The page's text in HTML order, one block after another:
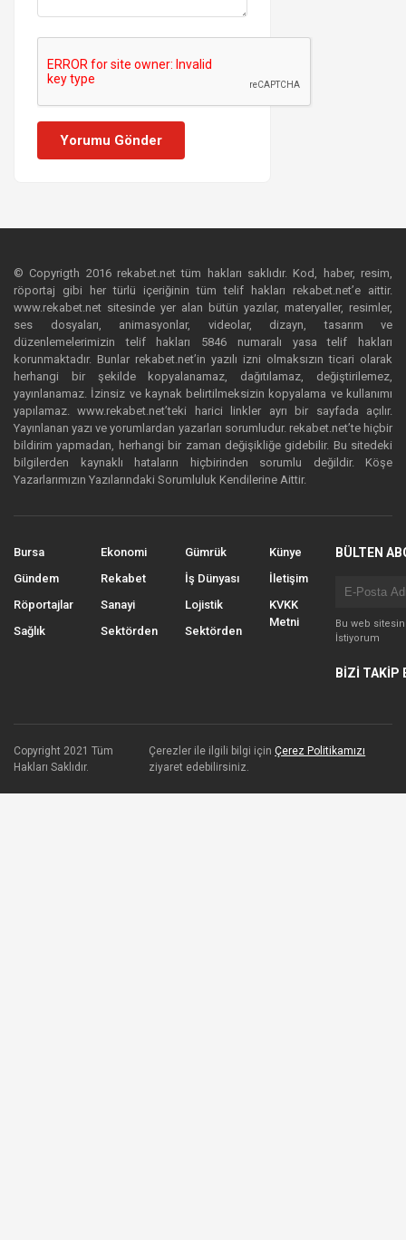
Yorumu Gönder
© Copyrigth 2016 rekabet.net tüm hakları saklıdır. Kod, haber, resim,
röportaj gibi her türlü içeriğinin tüm telif hakları rekabet.net’e aittir.
www.rekabet.net sitesinde yer alan bütün yazılar, materyaller, resimler,
ses dosyaları, animasyonlar, videolar, dizayn, tasarım ve
düzenlemelerimizin telif hakları 5846 numaralı yasa telif hakları
korunmaktadır. Bunlar rekabet.net’in yazılı izni olmaksızın ticari olarak
herhangi bir şekilde kopyalanamaz, dağıtılamaz, değiştirilemez,
yayınlanamaz. İzinsiz ve kaynak belirtilmeksizin kopyalama ve kullanımı
yapılamaz. www.rekabet.net’teki harici linkler ayrı bir sayfada açılır.
Yayınlanan yazı ve yorumlardan yazarları sorumludur. rekabet.net’te hiçbir
bildirim yapmadan, herhangi bir zaman değişikliğe gidebilir. Bu sitedeki
bilgilerden kaynaklı hataların hiçbirinden sorumlu değildir. Köşe
Yazarlarımızın Yazılarındaki Sorumluluk Kendilerine Aittir.
Bursa
Gündem
Röportajlar
Sağlık
Ekonomi
Rekabet
Sanayi
Sektörden
Gümrük
İş Dünyası
Lojistik
Sektörden
Künye
İletişim
KVKK
Metni
BÜLTEN
Bu web
İstiyorum
BİZİ TAKİP
Copyright 2021 Tüm
Hakları Saklıdır.
Çerezler ile ilgili bilgi içinÇerez Politikamızı
ziyaret edebilirsiniz.